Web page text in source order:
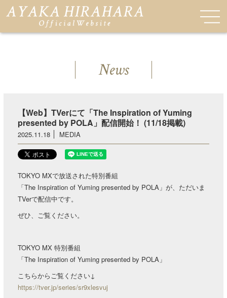
News
【Web】TVerにて「The Inspiration of Yuming
presented by POLA」配信開始！ (11/18掲載)
2025.11.18 MEDIA
TOKYO MXで放送された特別番組
「The Inspiration of Yuming presented by POLA」が、ただいま
TVerで配信中です。
ぜひ、ご覧ください。
TOKYO MX 特別番組
「The Inspiration of Yuming presented by POLA」
こちらからご覧ください↓
https://tver.jp/series/sr9xlesvuj